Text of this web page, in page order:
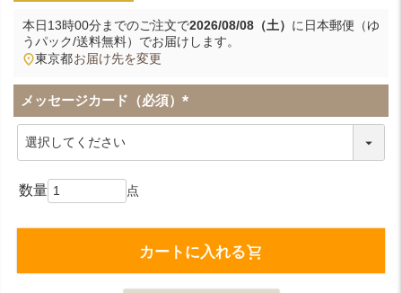
本日13時00分までのご注文で2026/08/08（土） に 日本郵便（ゆ
うパック/送料無料） でお届けします。
東京都お届け先を変更
メッセージカード（必須）
(
カートに入れる